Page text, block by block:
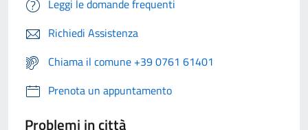
Leggi le domande frequenti
Richiedi Assistenza
Chiama il comune +39 0761 61401
Prenota un appuntamento
Problemi in città